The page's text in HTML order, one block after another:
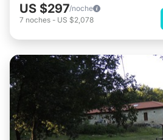
US $297/noche
7 noches - US $2,078